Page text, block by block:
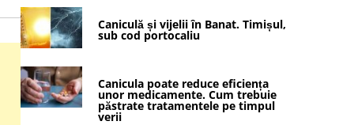
Caniculă și vijelii în Banat. Timișul,
sub cod portocaliu
Canicula poate reduce eficiența
unor medicamente. Cum trebuie
păstrate tratamentele pe timpul
verii